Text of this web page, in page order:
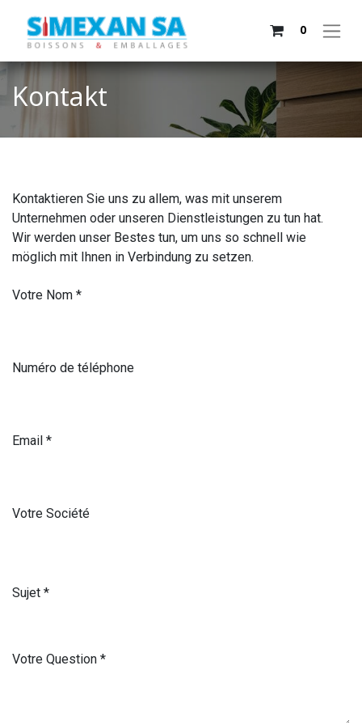
0
Kontakt
Kontaktieren Sie uns zu allem, was mit unserem
Unternehmen oder unseren Dienstleistungen zu tun hat.
Wir werden unser Bestes tun, um uns so schnell wie
möglich mit Ihnen in Verbindung zu setzen.
Votre Nom *
Numéro de téléphone
Email *
Votre Société
Sujet *
Votre Question *